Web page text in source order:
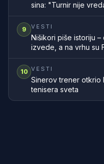
sina: "Turnir nije
9 VESTI
Nišikori piše istoriju
izvede, a na vrhu su
10 VESTI
Sinerov trener otkrio
tenisera sveta